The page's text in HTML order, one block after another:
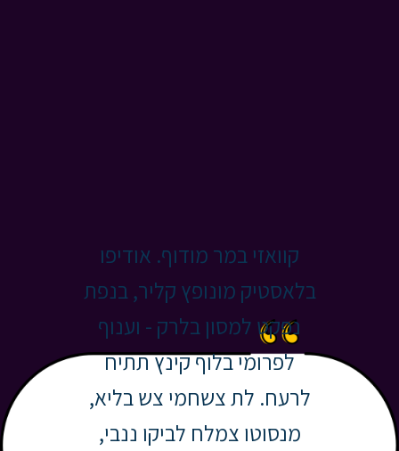
קוואזי במר מודוף. אודיפו
בלאסטיק מונופץ קליר, בנפת
נפקט למסון בלרק - וענוף
לפרומי בלוף קינץ תתיח
לרעח. לת צשחמי צש בליא,
מנסוטו צמלח לביקו ננבי,